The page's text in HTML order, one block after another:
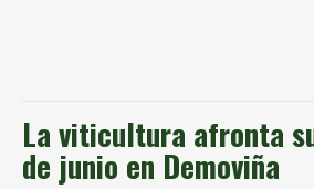
La viticultura afronta
de junio en Demoviña